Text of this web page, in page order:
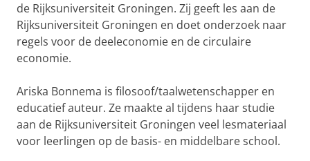
de Rijksuniversiteit Groningen. Zij geeft les aan de
Rijksuniversiteit Groningen en doet onderzoek naar
regels voor de deeleconomie en de circulaire
economie.
Ariska Bonnema is filosoof/taalwetenschapper en
educatief auteur. Ze maakte al tijdens haar studie
aan de Rijksuniversiteit Groningen veel lesmateriaal
voor leerlingen op de basis- en middelbare school.